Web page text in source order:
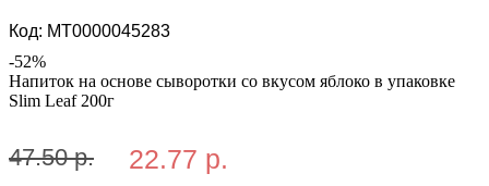
Код: MT0000045283
-52%
Напиток на основе сыворотки со вкусом яблоко в упаковке
Slim Leaf 200г
47.50 р. 22.77 р.